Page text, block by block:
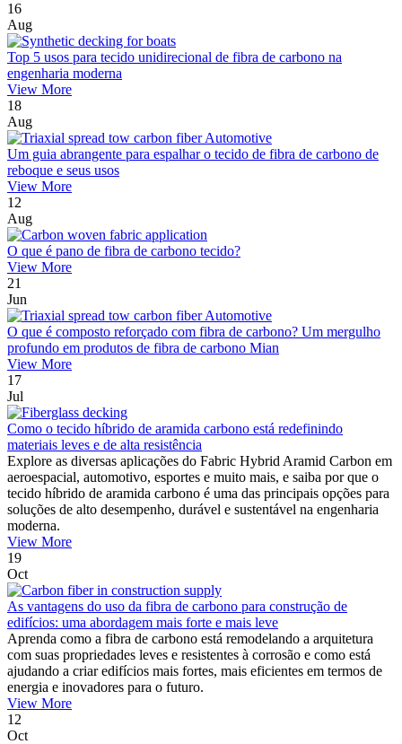
16
Aug
Top 5 usos para tecido unidirecional de fibra de carbono na
engenharia moderna
View More
18
Aug
Um guia abrangente para espalhar o tecido de fibra de carbono de
reboque e seus usos
View More
12
Aug
O que é pano de fibra de carbono tecido?
View More
21
Jun
O que é composto reforçado com fibra de carbono? Um mergulho
profundo em produtos de fibra de carbono Mian
View More
17
Jul
Como o tecido híbrido de aramida carbono está redefinindo
materiais leves e de alta resistência
Explore as diversas aplicações do Fabric Hybrid Aramid Carbon em
aeroespacial, automotivo, esportes e muito mais, e saiba por que o
tecido híbrido de aramida carbono é uma das principais opções para
soluções de alto desempenho, durável e sustentável na engenharia
moderna.
View More
19
Oct
As vantagens do uso da fibra de carbono para construção de
edifícios: uma abordagem mais forte e mais leve
Aprenda como a fibra de carbono está remodelando a arquitetura
com suas propriedades leves e resistentes à corrosão e como está
ajudando a criar edifícios mais fortes, mais eficientes em termos de
energia e inovadores para o futuro.
View More
12
Oct